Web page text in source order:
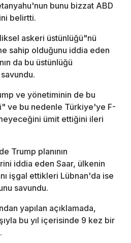
bunu bizzat ABD
belirtti.
askeri üstünlüğü"nü
sahip olduğunu iddia eden
da bu üstünlüğü
ve yönetiminin de bu
ve bu nedenle Türkiye'ye F-
ümit ettiğini ileri
Trump planının
iddia eden Saar, ülkenin
işgal ettikleri Lübnan'da ise
savundu.
yapılan açıklamada,
bu yıl içerisinde 9 kez bir